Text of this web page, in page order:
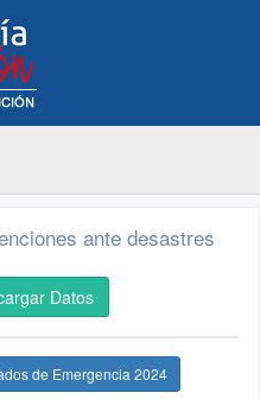
ante desastres
Datos
de Emergencia 2024